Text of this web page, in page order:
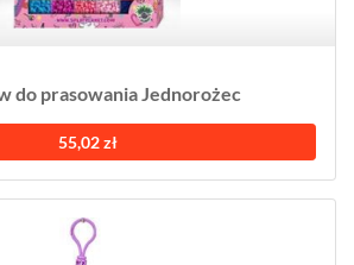
do prasowania Jednorożec
55,02 zł